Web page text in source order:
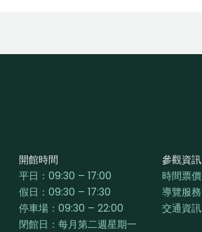
開館時間
平日：09:30 – 17:00
假日：09:30 – 17:30
停車場：09:30 – 22:00
閉館日：每月第二週星期一
參觀資訊
時間票價
導覽服務
交通資訊